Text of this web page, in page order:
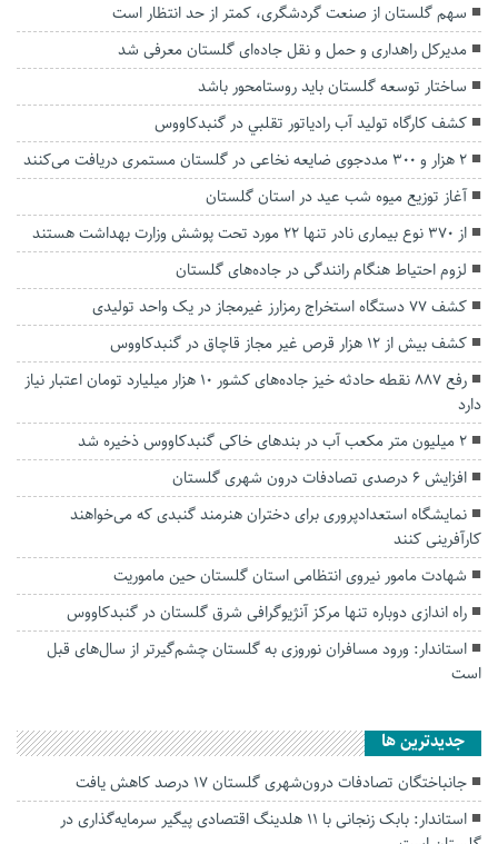
سهم گلستان از صنعت گردشگری، کمتر از حد انتظار است
مدیرکل راهداری و حمل و نقل جاده‌ای گلستان معرفی شد
ساختار توسعه گلستان باید روستامحور باشد
کشف کارگاه توليد آب رادياتور تقلبي در گنبدکاووس
2 هزار و ۳۰۰ مددجوی ضایعه نخاعی در گلستان مستمری دریافت می‌کنند
آغاز توزیع میوه شب عید در استان گلستان
از ۳۷۰ نوع بیماری نادر تنها ۲۲ مورد تحت پوشش وزارت بهداشت هستند
لزوم احتیاط هنگام رانندگی در جاده‌های گلستان
کشف ۷۷ دستگاه استخراج رمز‌ارز غیرمجاز در یک واحد تولیدی
کشف بیش از ۱۲ هزار قرص غیر مجاز قاچاق در گنبدکاووس
رفع ۸۸۷ نقطه حادثه خیز جاده‌های کشور ۱۰ هزار میلیارد تومان اعتبار نیاز
دارد
۲ میلیون متر مکعب آب در بندهای خاکی گنبدکاووس ذخیره شد
افزایش ۶ درصدی تصادفات درون شهری گلستان
نمایشگاه استعدادپروری برای دختران هنرمند گنبدی که می‌خواهند
کارآفرینی کنند
شهادت مامور نیروی انتظامی استان گلستان حین ماموریت
راه اندازی دوباره تنها مرکز آنژیوگرافی شرق گلستان در گنبدکاووس
استاندار: ورود مسافران نوروزی به گلستان چشم‌گیرتر از سال‌های قبل
است
جديدترين ها
جانباختگان تصادفات درون‌شهری گلستان ۱۷ درصد کاهش یافت
استاندار: بابک زنجانی با ۱۱ هلدینگ اقتصادی پیگیر سرمایه‌گذاری در